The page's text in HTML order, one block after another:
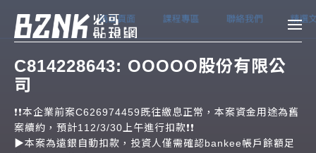
Bznk 必可貼現網
投資
申貸
註冊 登入
C814228643: OOOOO股份有限公
司
❗️❗️本企業前案C626974459既往繳息正常，本案資金用途為舊
案續約，預計112/3/30上午進行扣款❗️❗️
▶️本案為遠銀自動扣款，投資人僅需確認bankee帳戶餘額足